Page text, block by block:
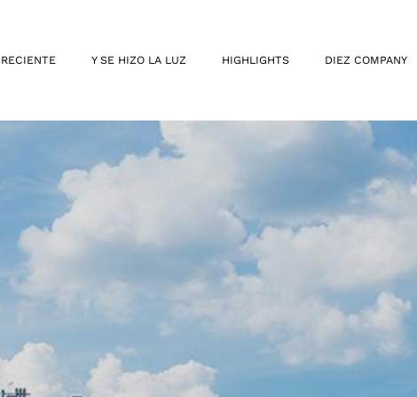
Y SE HIZO LA LUZ HIGHLIGHTS DIEZ COMPANY